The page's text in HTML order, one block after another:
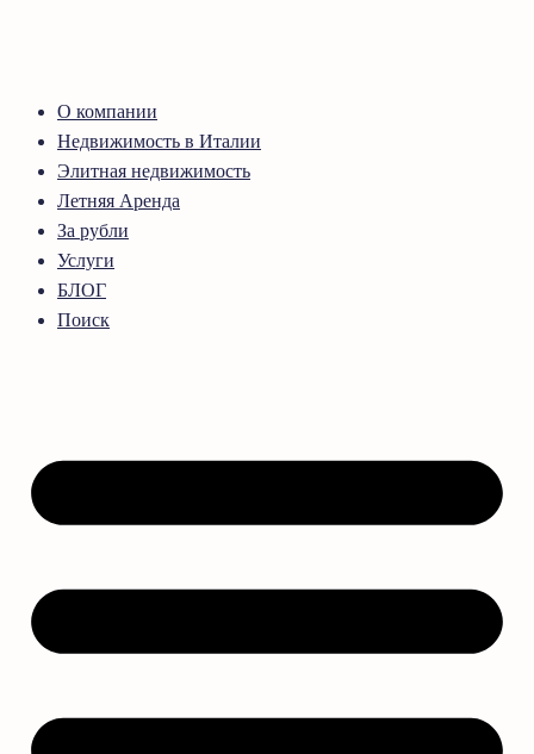
О компании
Недвижимость в Италии
Элитная недвижимость
Летняя Аренда
За рубли
Услуги
БЛОГ
Поиск